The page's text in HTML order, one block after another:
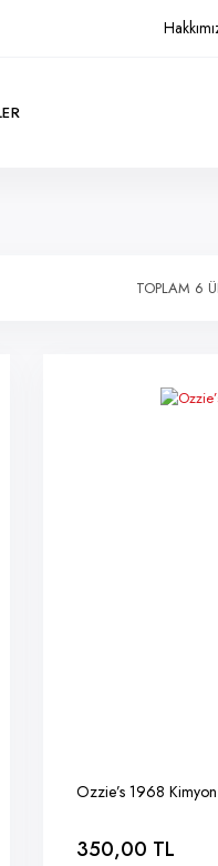
TOPLAM 6
Ozzie’s 1968
350,00 TL